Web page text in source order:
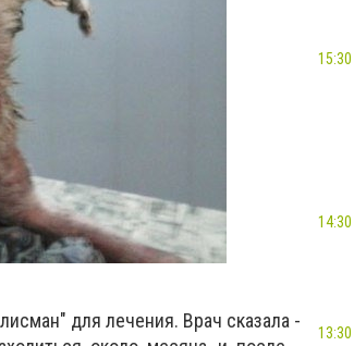
для лечения. Врач сказала -
15:30
14:30
13:30